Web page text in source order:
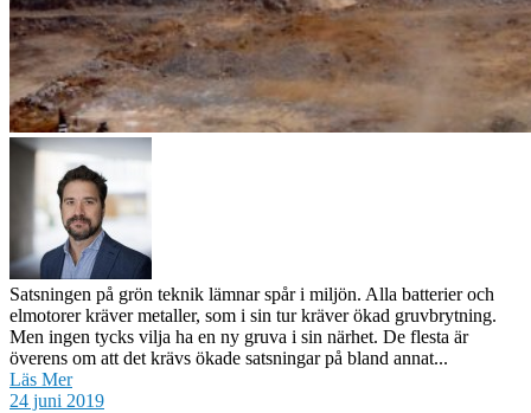
Satsningen på grön teknik lämnar spår i miljön. Alla batterier och
elmotorer kräver metaller, som i sin tur kräver ökad gruvbrytning.
Men ingen tycks vilja ha en ny gruva i sin närhet. De flesta är
överens om att det krävs ökade satsningar på bland annat...
Läs Mer
24 juni 2019